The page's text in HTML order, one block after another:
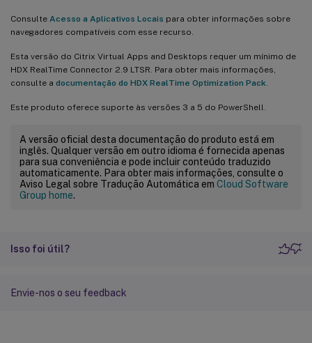
Consulte Acesso a Aplicativos Locais para obter informações sobre
navegadores compatíveis com esse recurso.
Esta versão do Citrix Virtual Apps and Desktops requer um mínimo de
HDX RealTime Connector 2.9 LTSR. Para obter mais informações,
consulte a documentação do HDX RealTime Optimization Pack
Este produto oferece suporte às versões 3 a 5 do PowerShell.
A versão oficial desta documentação do produto está em
inglês. Qualquer versão em outro idioma é fornecida apenas
para sua conveniência e pode incluir conteúdo traduzido
automaticamente. Para obter mais informações, consulte o
Aviso Legal sobre Tradução Automática em Cloud Software
Group home.
Isso foi útil?
Envie-nos o seu feedback